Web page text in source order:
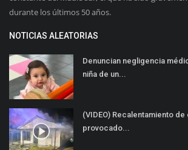
durante los últimos 50 años.
NOTICIAS ALEATORIAS
Denuncian negligencia
niña de un...
(VIDEO) Recalentamiento
provocado...